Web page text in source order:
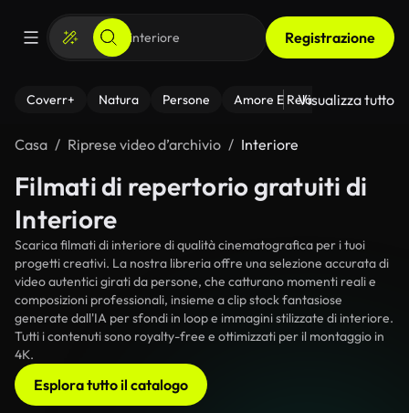
Registrazione
Coverr+ Natura Persone Amore E Relazioni Il
Visualizza tutto
Casa Riprese video d’archivio Interiore
Filmati di repertorio gratuiti di
Interiore
Scarica filmati di interiore di qualità cinematografica per i tuoi
progetti creativi. La nostra libreria offre una selezione accurata di
video autentici girati da persone, che catturano momenti reali e
composizioni professionali, insieme a clip stock fantasiose
generate dall'IA per sfondi in loop e immagini stilizzate di interiore.
Tutti i contenuti sono royalty-free e ottimizzati per il montaggio in
4K.
Esplora tutto il catalogo